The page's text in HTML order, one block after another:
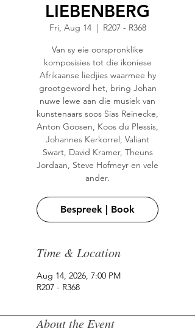
LIEBENBERG
Fri, Aug 14
  |
R207 - R368
Van sy eie oorspronklike
komposisies tot die ikoniese
Afrikaanse liedjies waarmee hy
grootgeword het, bring Johan
nuwe lewe aan die musiek van
kunstenaars soos Sias Reinecke,
Anton Goosen, Koos du Plessis,
Johannes Kerkorrel, Valiant
Swart, David Kramer, Theuns
Jordaan, Steve Hofmeyr en vele
ander.
Bespreek | Book
Time & Location
Aug 14, 2026, 7:00 PM
R207 - R368
About the Event